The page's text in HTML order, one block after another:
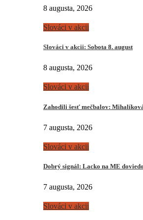
8 augusta, 2026
Slováci v akcii
Slováci v akcii: Sobota 8. august
8 augusta, 2026
Slováci v akcii
Zahodili šesť mečbalov:
7 augusta, 2026
Slováci v akcii
Dobrý signál: Lacko na ME
7 augusta, 2026
Slováci v akcii